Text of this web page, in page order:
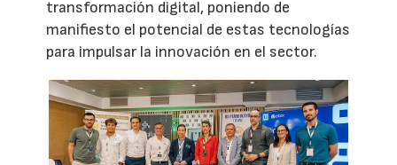
transformación digital, poniendo de
manifiesto el potencial de estas tecnologías
para impulsar la innovación en el sector.